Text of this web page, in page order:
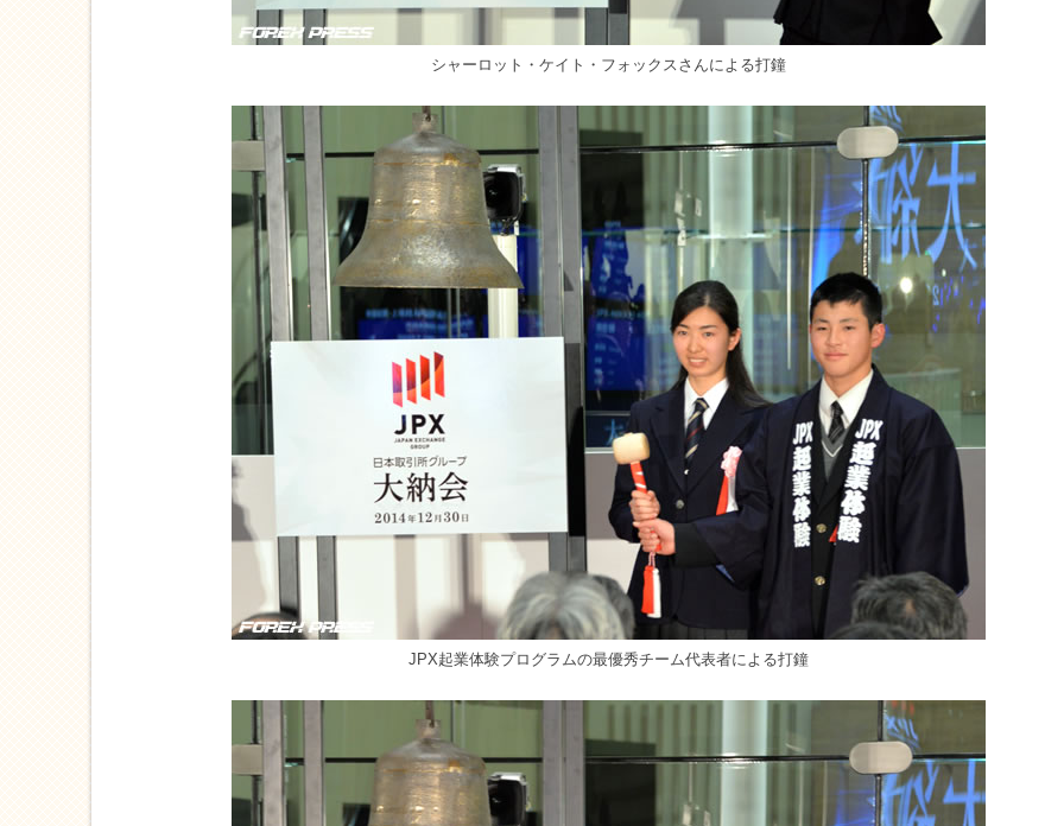
シャーロット・ケイト・フォックスさんによる打鐘
JPX起業体験プログラムの最優秀チーム代表者による打鐘